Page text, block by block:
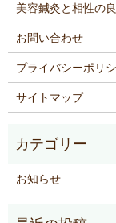
美容鍼灸と相性の
お問い合わせ
プライバシーポリ
サイトマップ
お知らせ